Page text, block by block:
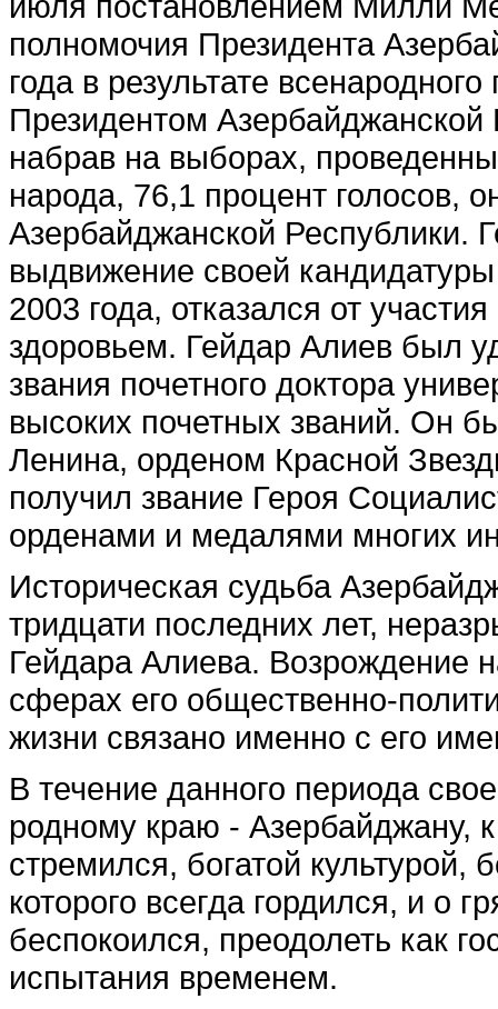
полномочия Президента
года в результате
Президентом Азербайджанской
набрав на выборах,
народа, 76,1 процент голосов,
Азербайджанской Республики.
выдвижение своей
2003 года, отказался от
здоровьем. Гейдар Алиев был
звания почетного доктора
высоких почетных званий. Он
Ленина, орденом Красной
получил звание Героя
орденами и медалями многих
Историческая судьба
тридцати последних лет,
Гейдара Алиева. Возрождение
сферах его общественно-
жизни связано именно с его
В течение данного периода
родному краю - Азербайджану,
стремился, богатой
которого всегда гордился, и о
беспокоился, преодолеть как
испытания временем.